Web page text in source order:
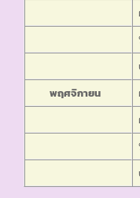
พฤศจิกายน